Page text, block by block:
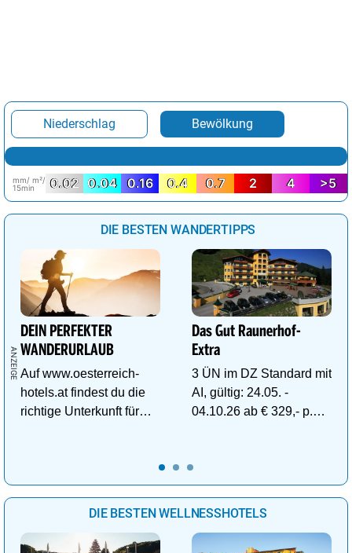
Niederschlag Bewölkung
mm/ m²/
15min
0.02 0.04 0.16 0.4 0.7 2 4 >5
DIE BESTEN WANDERTIPPS
DEIN PERFEKTER
WANDERURLAUB
Auf www.oesterreich-
hotels.at findest du die
richtige Unterkunft für
Das Gut Raunerhof-
Extra
3 ÜN im DZ Standard mit
AI, gültig: 24.05. -
04.10.26 ab € 329,- p.P.
DIE BESTEN WELLNESSHOTELS